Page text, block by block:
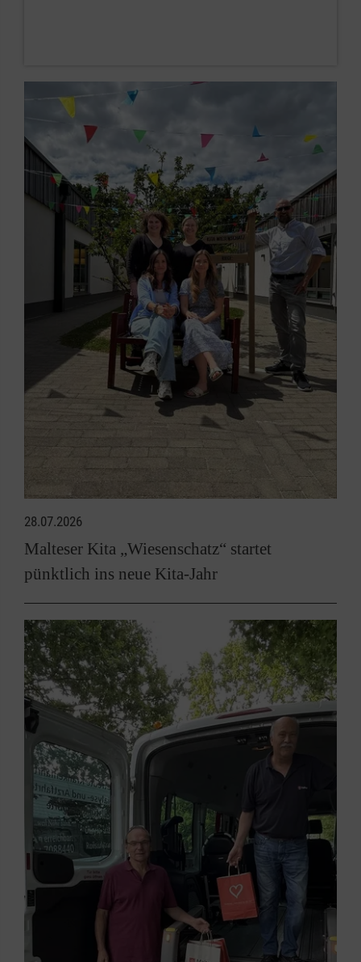
28.07.2026
Malteser Kita „Wiesenschatz“ startet
pünktlich ins neue Kita-Jahr